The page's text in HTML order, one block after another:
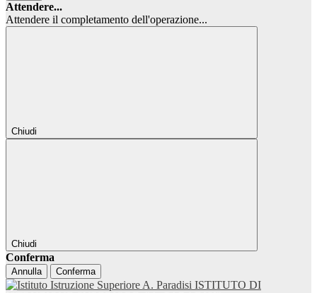
Attendere...
Attendere il completamento dell'operazione...
Chiudi
Chiudi
Conferma
Annulla Conferma
ISTITUTO DI